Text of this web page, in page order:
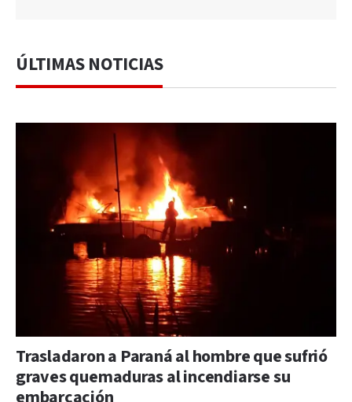
ÚLTIMAS NOTICIAS
Trasladaron a Paraná al hombre que sufrió
graves quemaduras al incendiarse su
embarcación